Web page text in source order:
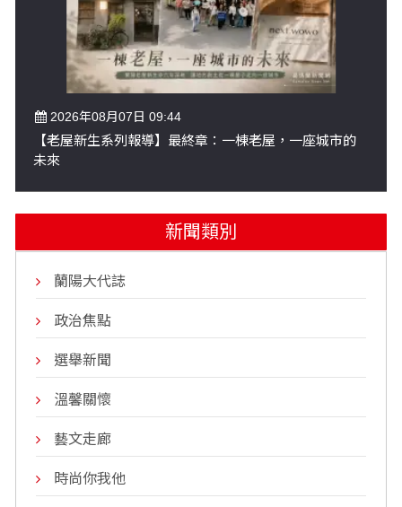
2026年08月07日 09:44
【老屋新生系列報導】最終章：一棟老屋，一座城市的
未來
新聞類別
蘭陽大代誌
政治焦點
選舉新聞
溫馨關懷
藝文走廊
時尚你我他